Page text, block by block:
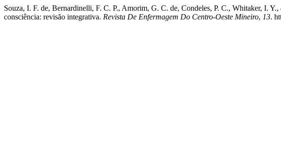
Souza, I. F. de, Bernardinelli, F. C. P., Amorim, G. C. de, Condeles, P. C., Whitaker, I.
consciência: revisão integrativa. Revista De Enfermagem Do Centro-Oeste Mineiro, 13.